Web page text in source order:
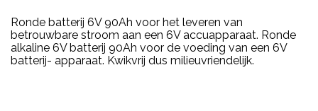
Ronde batterij 6V 90Ah voor het leveren van
betrouwbare stroom aan een 6V accuapparaat. Ronde
alkaline 6V batterij 90Ah voor de voeding van een 6V
batterij- apparaat. Kwikvrij dus milieuvriendelijk.